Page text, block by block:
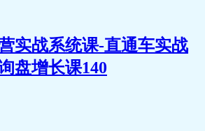
易型工厂型店铺怎样选主打产品
战路径_ev.mp4
铺目标国家怎么选更有潜力-选对
品卖给谁更容易成交-必学这个买
实战系统课-直通车实战
盘增长课140